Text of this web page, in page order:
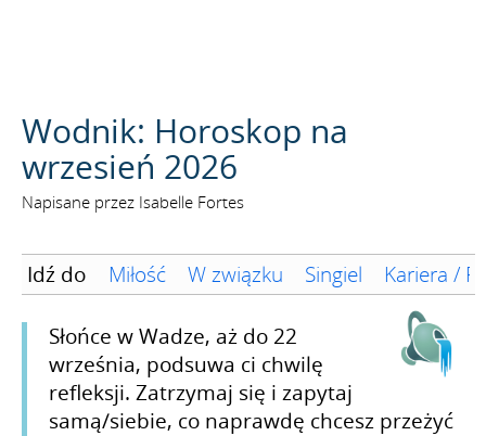
Wodnik: Horoskop na
wrzesień 2026
Napisane przez Isabelle Fortes
Idź do Miłość W związku Singiel Kariera /
Słońce w Wadze, aż do 22
września, podsuwa ci chwilę
refleksji. Zatrzymaj się i zapytaj
samą/siebie, co naprawdę chcesz przeżyć